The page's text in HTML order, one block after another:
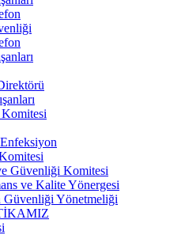
Güvenliği Komitesi
ve Kalite Yönergesi
Güvenliği Yönetmeliği